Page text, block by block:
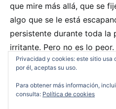
que mire más allá, que se
algo que se le está
persistente durante toda la
irritante. Pero no es lo peor.
Privacidad y cookies: este sitio
por él, aceptas su uso.
Para obtener más información,
consulta: Política de cookies